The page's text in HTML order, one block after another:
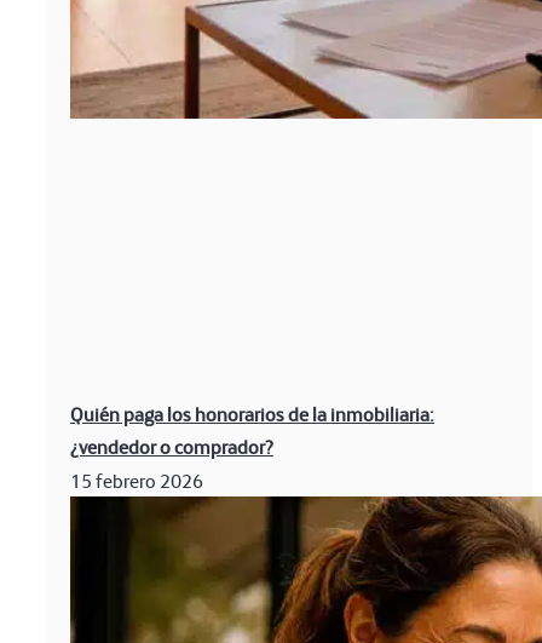
Quién paga los honorarios de la inmobiliaria:
¿vendedor o comprador?
15 febrero 2026